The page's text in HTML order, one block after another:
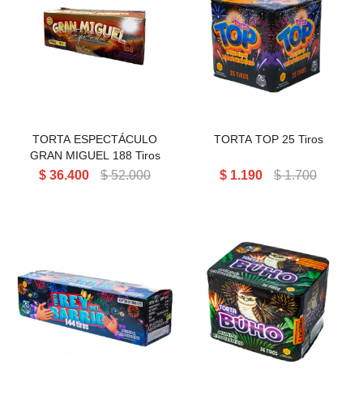
TORTA ESPECTÁCULO
GRAN MIGUEL 188 Tiros
TORTA ESPECTÁCULO
GRAN MIGUEL 188 Tiros
$ 36.400 $ 52.000
TORTA TOP 25 Tiros
TORTA TOP 25 Tiros
$ 1.190 $ 1.700
TORTA AVES 25 Tiros